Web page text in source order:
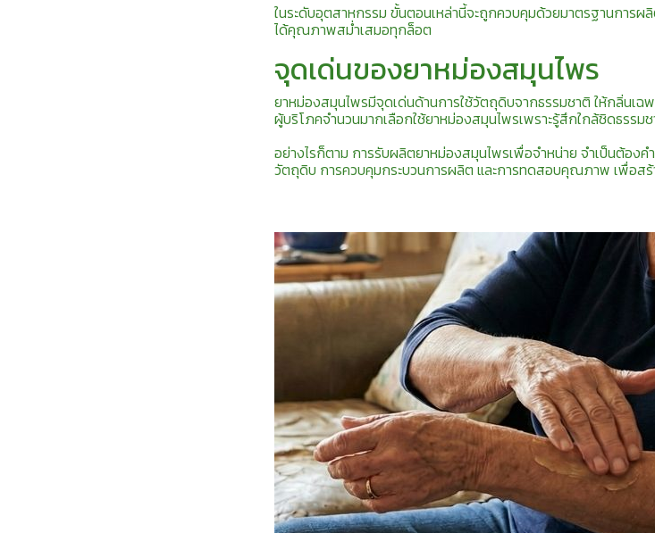
ในระดับอุตสาหกรรม ขั้นตอนเหล่านี้จะถูกควบคุมด้วยมาตรฐานการ
ได้คุณภาพสม่ำเสมอทุกล็อต
จุดเด่นของยาหม่องสมุนไพร
ยาหม่องสมุนไพรมีจุดเด่นด้านการใช้วัตถุดิบจากธรรมชาติ ให้กลิ่นเฉ
ผู้บริโภคจำนวนมากเลือกใช้ยาหม่องสมุนไพรเพราะรู้สึกใกล้ชิดธรร
อย่างไรก็ตาม การรับผลิตยาหม่องสมุนไพรเพื่อจำหน่าย จำเป็นต้อ
วัตถุดิบ การควบคุมกระบวนการผลิต และการทดสอบคุณภาพ เพื่อสร้